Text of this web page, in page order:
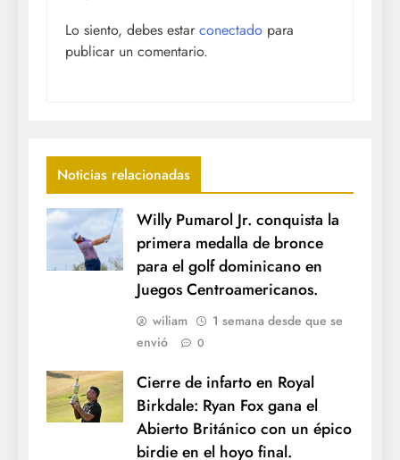
Lo siento, debes estar conectado para
publicar un comentario.
Noticias relacionadas
Willy Pumarol Jr. conquista la
primera medalla de bronce
para el golf dominicano en
Juegos Centroamericanos.
wiliam
1 semana desde que se
envió
0
Cierre de infarto en Royal
Birkdale: Ryan Fox gana el
Abierto Británico con un épico
birdie en el hoyo final.